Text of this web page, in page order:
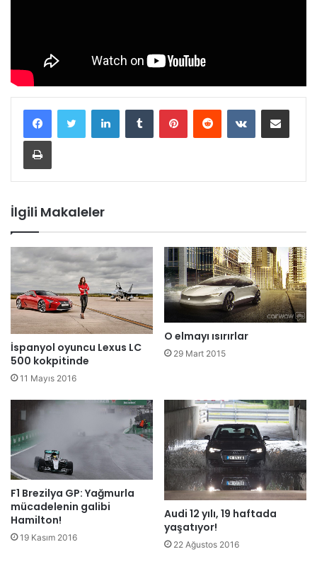
İlgili Makaleler
İspanyol oyuncu Lexus LC
500 kokpitinde
11 Mayıs 2016
O elmayı ısırırlar
29 Mart 2015
F1 Brezilya GP: Yağmurla
mücadelenin galibi
Hamilton!
19 Kasım 2016
Audi 12 yılı, 19 haftada
yaşatıyor!
22 Ağustos 2016